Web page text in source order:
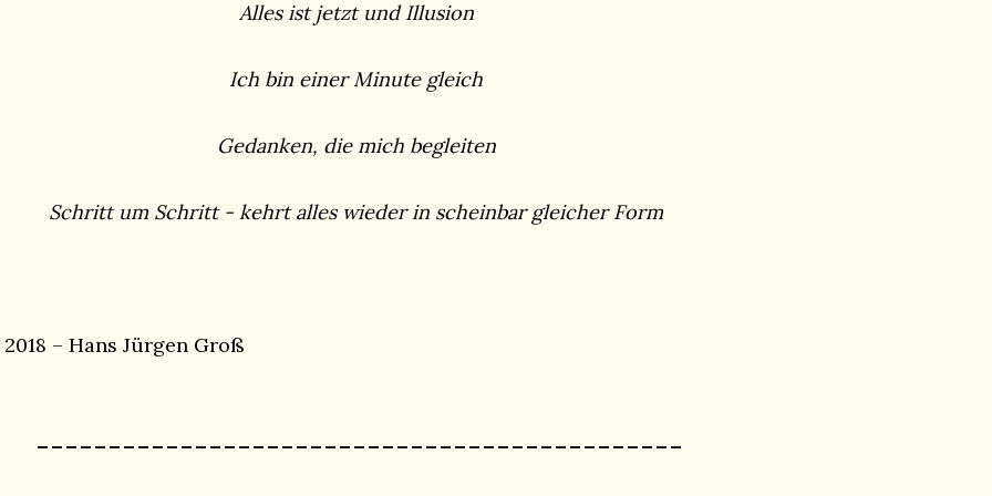
Alles ist jetzt und Illusion
Ich bin einer Minute gleich
Gedanken, die mich begleiten
Schritt um Schritt - kehrt alles wieder in scheinbar gleicher Form
– Hans Jürgen Groß
---------------------------------------------